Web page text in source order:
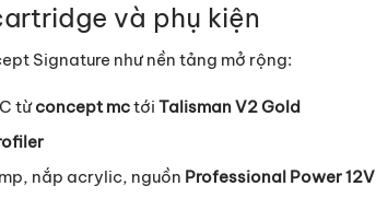
và phụ kiện
Signature như nền tảng mở rộng:
từconcept mctớiTalisman V2 Gold
nắp acrylic, nguồn Professional Power 12V